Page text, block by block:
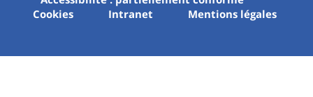
Cookies
Intranet Mentions légales